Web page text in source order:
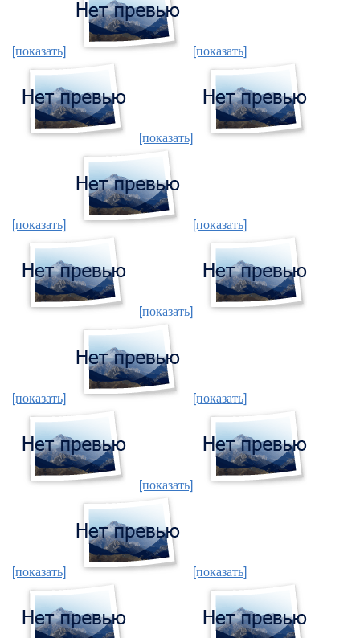
[показать] [показать]
[показать]
[показать] [показать]
[показать]
[показать] [показать]
[показать]
[показать] [показать]